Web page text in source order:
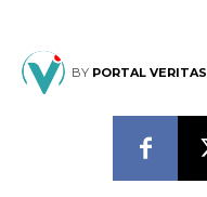
BY PORTAL VERITAS